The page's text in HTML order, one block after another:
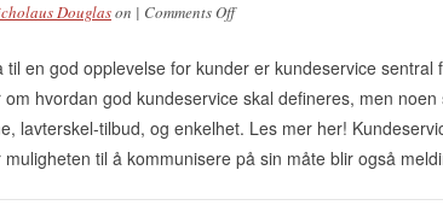
Douglason | Comments Offon Få bedre kontakt med dine
til en god opplevelse for kunder er kundeservice sentral
om hvordan god kundeservice skal defineres, men
lavterskel-tilbud, og enkelhet. Les mer her!
muligheten til å kommunisere på sin måte blir også